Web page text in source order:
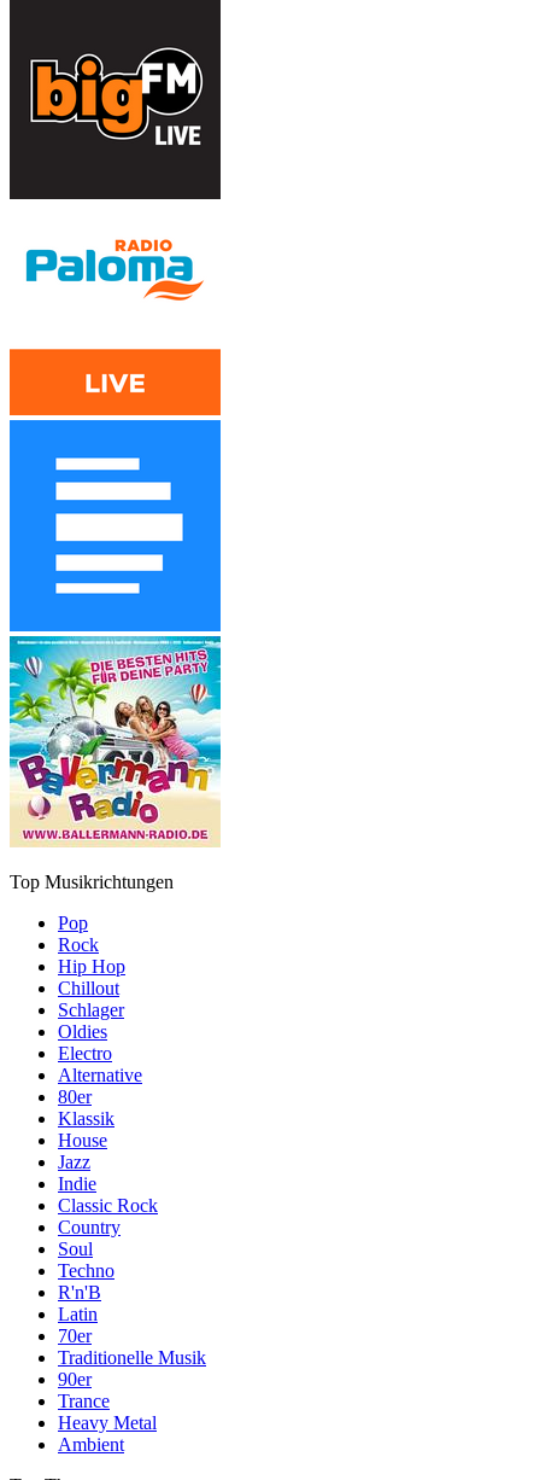
Top Musikrichtungen
Pop
Rock
Hip Hop
Chillout
Schlager
Oldies
Electro
Alternative
80er
Klassik
House
Jazz
Indie
Classic Rock
Country
Soul
Techno
R'n'B
Latin
70er
Traditionelle Musik
90er
Trance
Heavy Metal
Ambient